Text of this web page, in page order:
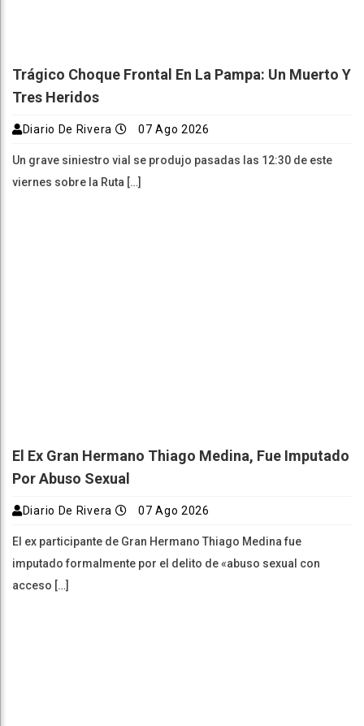
Trágico Choque Frontal En La Pampa: Un Muerto Y
Tres Heridos
Diario De Rivera 07 Ago 2026
Un grave siniestro vial se produjo pasadas las 12:30 de este
viernes sobre la Ruta […]
El Ex Gran Hermano Thiago Medina, Fue Imputado
Por Abuso Sexual
Diario De Rivera 07 Ago 2026
El ex participante de Gran Hermano Thiago Medina fue
imputado formalmente por el delito de «abuso sexual con
acceso […]